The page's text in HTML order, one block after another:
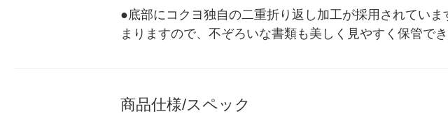
●底部にコクヨ独自の二重折り返し加工が採用されてい
まりますので、不ぞろいな書類も美しく見やすく保管でき
商品仕様/スペック